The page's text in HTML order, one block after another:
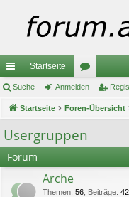
ch
ne
llz
ug
Startseite
or
en
Suche Anmelden
Startseite Foren-Übersicht
Usergruppen
Forum
Arche
Themen: 56 Beiträge: